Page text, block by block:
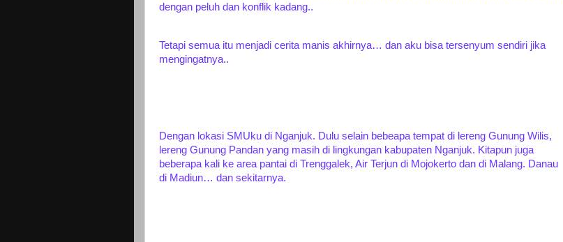
dengan peluh dan konflik kadang..
Tetapi semua itu menjadi cerita manis akhirnya… dan aku bisa tersenyum sendiri jika
mengingatnya..
Dengan lokasi SMUku di Nganjuk. Dulu selain bebeapa tempat di lereng Gunung Wilis,
lereng Gunung Pandan yang masih di lingkungan kabupaten Nganjuk. Kitapun juga
beberapa kali ke area pantai di Trenggalek, Air Terjun di Mojokerto dan di Malang. Danau
di Madiun… dan sekitarnya.